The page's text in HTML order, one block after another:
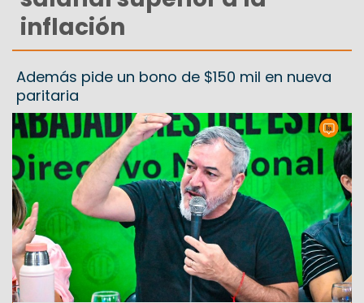
inflación
Además pide un bono de $150 mil en nueva
paritaria